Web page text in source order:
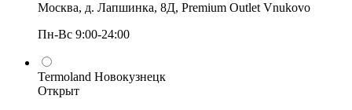
Москва, д. Лапшинка, 8Д, Premium Outlet Vnukovo
Пн-Вс 9:00-24:00
Termoland Новокузнецк
Открыт